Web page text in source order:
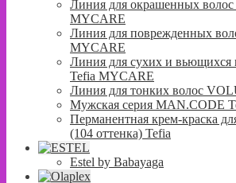
Линия для окрашенных
MYCARE
Линия для поврежденных
MYCARE
Линия для сухих и вьющихся
Tefia MYCARE
Линия для тонких волос
Мужская серия MAN.CODE
Перманентная крем-краска
(104 оттенка) Tefia
Estel by Babayaga